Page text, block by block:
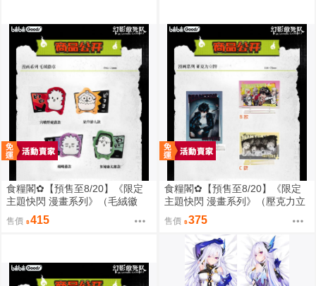
食糧閣✿【預售至8/20】《限定
主題快閃 漫畫系列》（毛絨徽
章）惡靈剋星／幻影敢死隊／主
題快閃／宍喰野虎落／是岸遊人
售價 415
食糧閣✿【預售至8/20】《限定
主題快閃 漫畫系列》（壓克力立
牌）惡靈剋星／幻影敢死隊／主
題快閃／宍喰野虎落／是岸遊人
／觀崎薰／多聞康太郎／壹宮昊
售價 375